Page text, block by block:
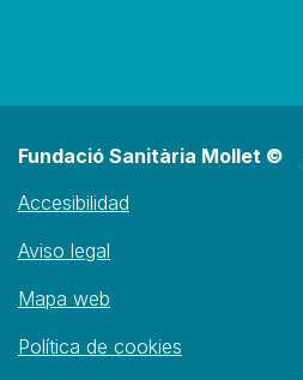
Fundació Sanitària Mollet ©
Accesibilidad
Aviso legal
Mapa web
Política de cookies